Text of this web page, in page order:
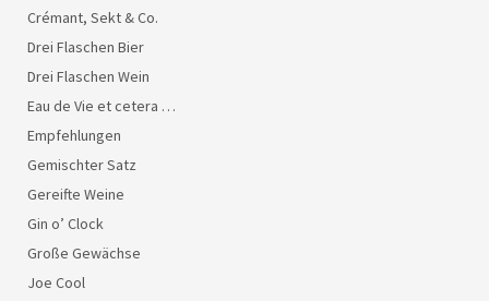
Crémant, Sekt & Co.
Drei Flaschen Bier
Drei Flaschen Wein
Eau de Vie et cetera …
Empfehlungen
Gemischter Satz
Gereifte Weine
Gin o’ Clock
Große Gewächse
Joe Cool